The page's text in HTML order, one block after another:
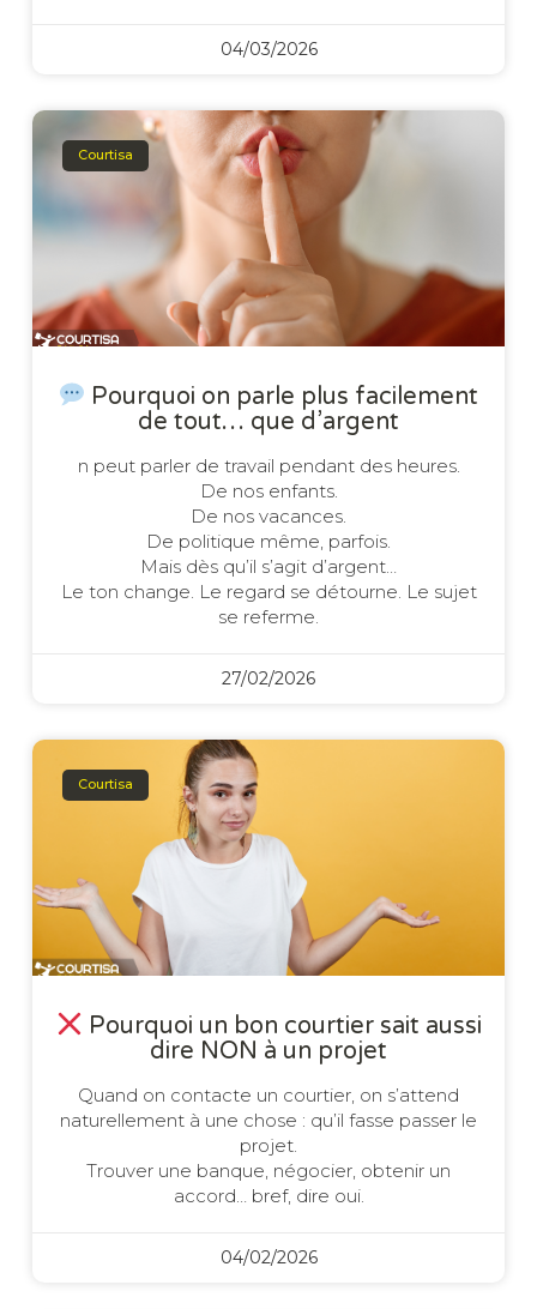
04/03/2026
Courtisa
Pourquoi on parle plus facilement
de tout… que d’argent
n peut parler de travail pendant des heures.
De nos enfants.
De nos vacances.
De politique même, parfois.
Mais dès qu’il s’agit d’argent…
Le ton change. Le regard se détourne. Le sujet
se referme.
27/02/2026
Courtisa
Pourquoi un bon courtier sait aussi
dire NON à un projet
Quand on contacte un courtier, on s’attend
naturellement à une chose : qu’il fasse passer le
projet.
Trouver une banque, négocier, obtenir un
accord… bref, dire oui.
04/02/2026